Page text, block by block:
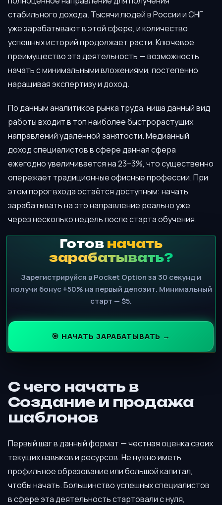
стабильного дохода. Тысячи людей в России и СНГ
уже зарабатывают в этой сфере, и количество
успешных историй продолжает расти. Ключевое
преимущество эта деятельность — возможность
начать с минимальными вложениями, постепенно
наращивая экспертизу и доход.
По данным аналитиков рынка труда, ниша данный вид
работы входит в топ наиболее быстрорастущих
направлений удалённой занятости. Медианный
доход специалистов в сфере данная сфера
ежегодно увеличивается на 23–3%, что существенно
опережает традиционные офисные профессии. При
этом порог входа остаётся доступным: начать
зарабатывать на это направление реально уже
через несколько недель после старта обучения.
Готов начать
зарабатывать?
Зарегистрируйся в Pocket Option за 30 секунд и
получи бонус +50% на первый депозит. Минимальный
старт — $5.
🎯 НАЧАТЬ ЗАРАБАТЫВАТЬ →
С чего начать в
Создание и продажа
шаблонов
Первый шаг в данный формат — честная оценка своих
текущих навыков и ресурсов. Не нужно иметь
профильное образование или большой капитал,
чтобы начать. Большинство успешных специалистов
в сфере эта деятельность стартовали с нуля,